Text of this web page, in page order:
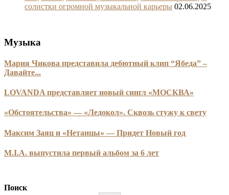
солистки огромной музыкальной карьеры 02.06.2025
Музыка
Мария Чикова представила дебютный клип “Ябеда” –
Давайте...
LOVANDA представляет новый сингл «МОСКВА»
«Обстоятельства» — «Ледокол». Сквозь стужу к свету
Максим Заяц и «Нетанцы» — Придет Новый год
M.I.A. выпустила первый альбом за 6 лет
Поиск